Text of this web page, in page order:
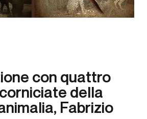
con quattro
della
Fabrizio